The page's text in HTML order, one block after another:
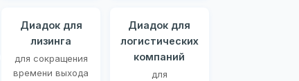
Диадок для
лизинга
для сокращения
времени выхода
Диадок для
логистических
компаний
для